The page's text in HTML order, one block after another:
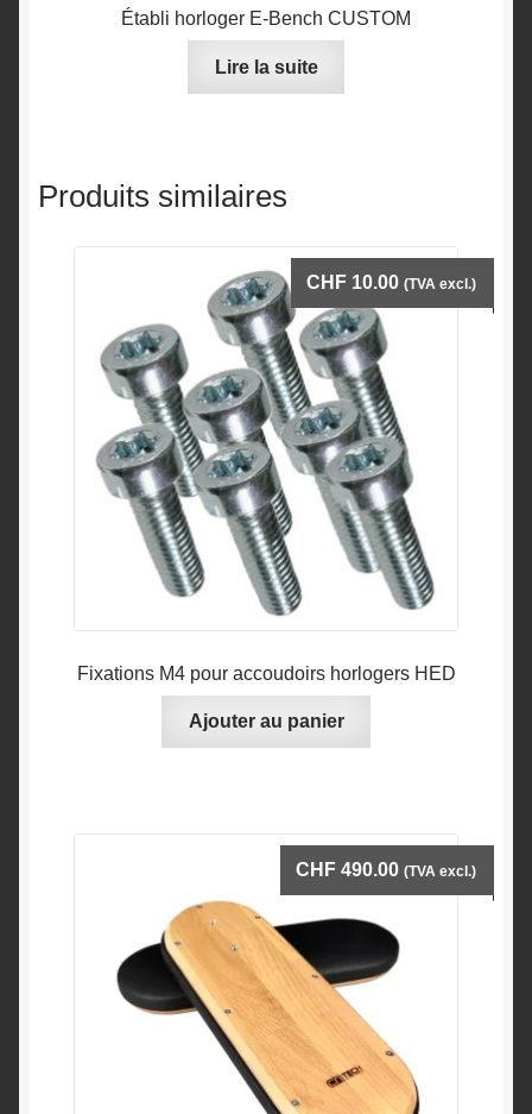
Établi horloger E-Bench CUSTOM
Lire la suite
Produits similaires
Fixations M4 pour accoudoirs horlogers HED
CHF 10.00 (TVA excl.)
Ajouter au panier
CHF 490.00 (TVA excl.)